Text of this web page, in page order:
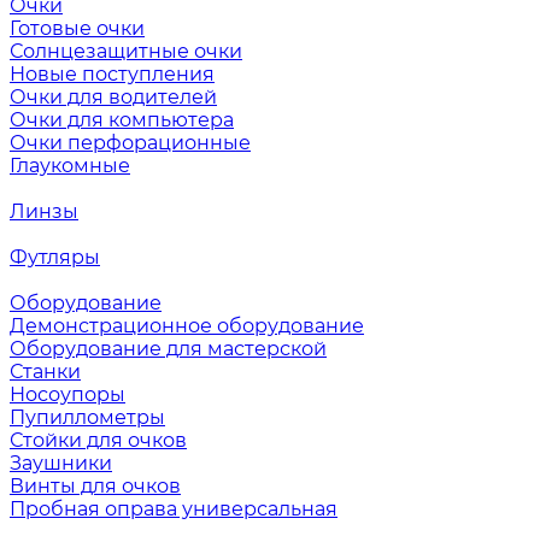
Очки
Готовые очки
Солнцезащитные очки
Новые поступления
Очки для водителей
Очки для компьютера
Очки перфорационные
Глаукомные
Линзы
Футляры
Оборудование
Демонстрационное оборудование
Оборудование для мастерской
Станки
Носоупоры
Пупиллометры
Стойки для очков
Заушники
Винты для очков
Пробная оправа универсальная